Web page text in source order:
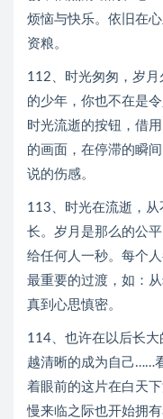
烦恼与快乐。依旧在
资粮。
112、时光匆匆，岁
的少年，你也不在是
时光流逝的按钮，借
的画面，在停滞的瞬
说的伤感。
113、时光在流逝，
长。岁月是那么的公
给任何人一秒。每个
最重要的过渡，如：
真到心思慎密。
114、也许在以后长
越清晰的成为自己……
着眼前的这片在白天
慢来临之际也开始拥有